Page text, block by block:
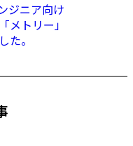
ジニア向け
メトリー」
た。